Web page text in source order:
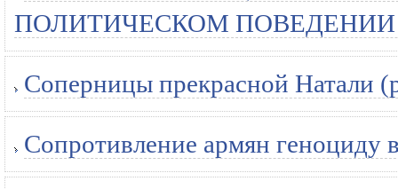
ПОЛИТИЧЕСКОМ ПОВЕДЕНИИ
Соперницы прекрасной Натали
Сопротивление армян